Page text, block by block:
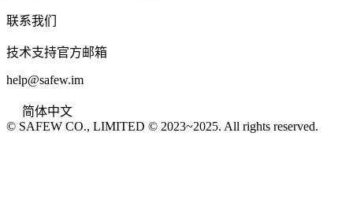
联系我们
技术支持官方邮箱
help@safew.im
简体中文
© SAFEW CO., LIMITED © 2023~2025. All rights reserved.